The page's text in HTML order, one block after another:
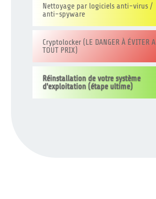
Nettoyage par logiciels anti-virus /
anti-spyware
Cryptolocker (LE DANGER À ÉVITER A
TOUT PRIX)
Réinstallation de votre système
d'exploitation (étape ultime)